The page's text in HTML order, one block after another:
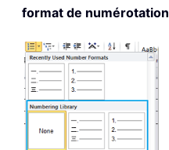
format de numérotation